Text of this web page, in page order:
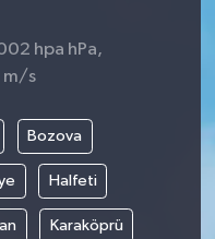
hpa hPa,
m/s
Bozova
Halfeti
Karaköprü